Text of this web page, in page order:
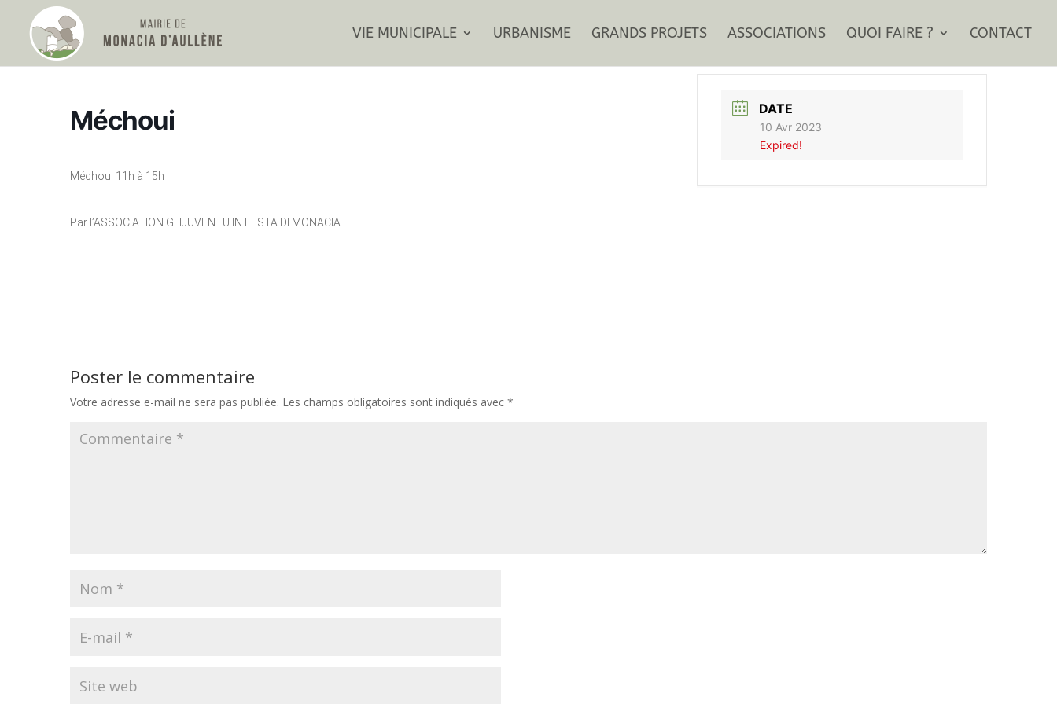
VIE MUNICIPALE URBANISME GRANDS PROJETS ASSOCIATIONS QUOI FAIRE ? CONTACT
Méchoui
Méchoui 11h à 15h
Par l’ASSOCIATION GHJUVENTU IN FESTA DI MONACIA
DATE
10 Avr 2023
Expired!
Poster le commentaire
Votre adresse e-mail ne sera pas publiée. Les champs obligatoires sont indiqués avec *